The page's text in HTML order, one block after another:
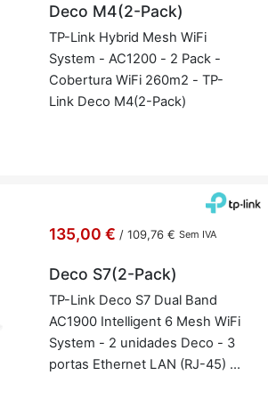
Deco M4(2-Pack)
TP-Link Hy­brid Mesh WiFi
System - AC1200 - 2 Pack -
Co­ber­tura WiFi 260m2 - TP-
Link Deco M4(2-Pack)
135,00 € / 109,76 € Sem IVA
Deco S7(2-Pack)
TP-Link Deco S7 Dual Band
AC1900 In­tel­li­gent 6 Mesh WiFi
System - 2 uni­dades Deco - 3
portas Ethernet LAN (RJ-45) -